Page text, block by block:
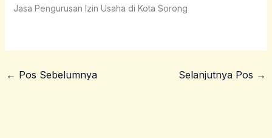
Jasa Pengurusan Izin Usaha di Kota Sorong
← Pos Sebelumnya Selanjutnya Pos →